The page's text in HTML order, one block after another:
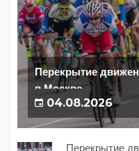
Перекрытие
в Москве
04.08.2026
Перекрытие